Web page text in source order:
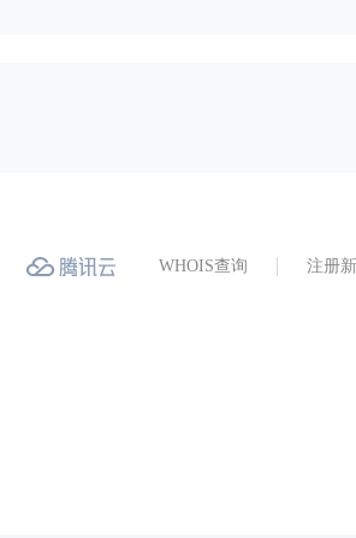
WHOIS查询 注册